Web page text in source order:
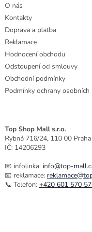
O nás
Kontakty
Doprava a platba
Reklamace
Hodnocení obchodu
Odstoupení od smlouvy
Obchodní podmínky
Podmínky ochrany osobních
Top Shop Mall s.r.o.
Rybná 716/24, 110 00
IČ: 14206293
📧 infolinka: info@top-
📧 reklamace:
📞 Telefon: +420 601 570